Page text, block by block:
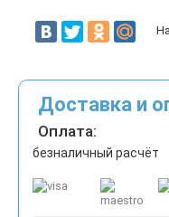
Доставка и
Оплата:
безналичный расчёт